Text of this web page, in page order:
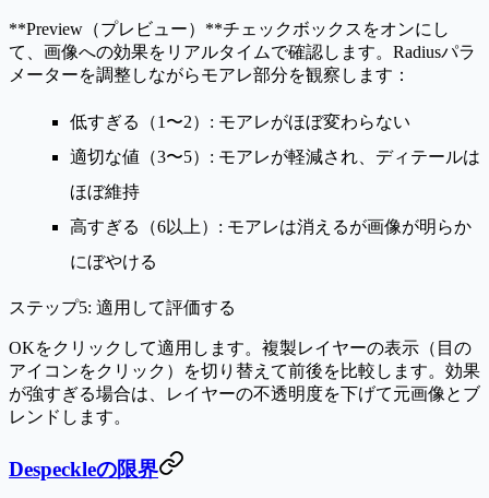
**Preview（プレビュー）**チェックボックスをオンにし
て、画像への効果をリアルタイムで確認します。Radiusパラ
メーターを調整しながらモアレ部分を観察します：
低すぎる（1〜2）: モアレがほぼ変わらない
適切な値（3〜5）: モアレが軽減され、ディテールは
ほぼ維持
高すぎる（6以上）: モアレは消えるが画像が明らか
にぼやける
ステップ5: 適用して評価する
OKをクリックして適用します。複製レイヤーの表示（目の
アイコンをクリック）を切り替えて前後を比較します。効果
が強すぎる場合は、レイヤーの不透明度を下げて元画像とブ
レンドします。
Despeckleの限界